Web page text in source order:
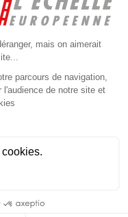
générales de vente
fonctionnement
personnelles